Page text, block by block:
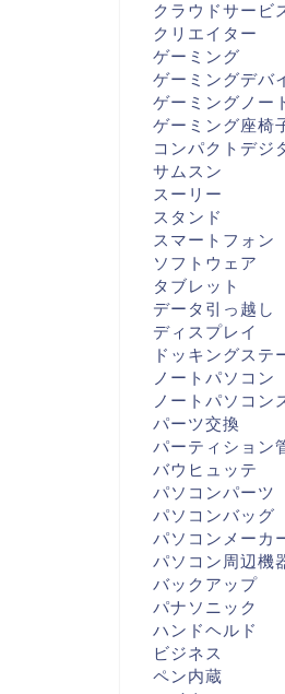
クラウドサービ
クリエイター
ゲーミング
ゲーミングデバ
ゲーミングノー
ゲーミング座椅
コンパクトデジ
サムスン
スーリー
スタンド
スマートフォン
ソフトウェア
タブレット
データ引っ越し
ディスプレイ
ドッキングステ
ノートパソコン
ノートパソコン
パーツ交換
パーティション
バウヒュッテ
パソコンパーツ
パソコンバッグ
パソコンメーカ
パソコン周辺機
バックアップ
パナソニック
ハンドヘルド
ビジネス
ペン内蔵